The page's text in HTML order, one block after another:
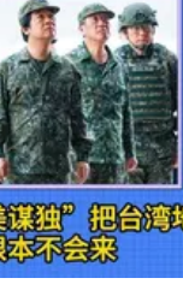
始到“蓝白合”
逐。迄今为止